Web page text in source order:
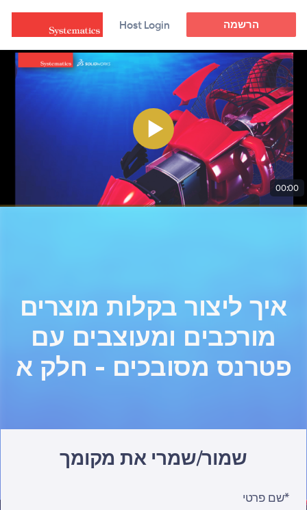
Host Login הרשמה
00:00
איך ליצור בקלות מוצרים
מורכבים ומעוצבים עם
פטרנס מסובכים - חלק א
שמור/שמרי את מקומך
שם פרטי*